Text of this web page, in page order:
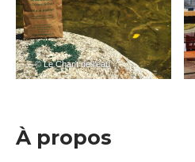
– © Le Chant de l’eau
À propos